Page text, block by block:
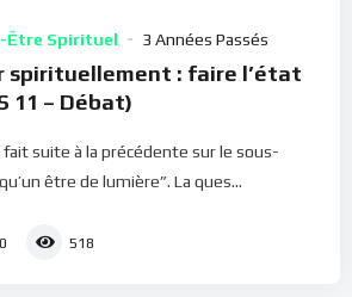
Être Spirituel 3 Années Passés
spirituellement : faire l’état
11 – Débat)
suite à la précédente sur le sous-
être de lumière”. La ques...
0 518